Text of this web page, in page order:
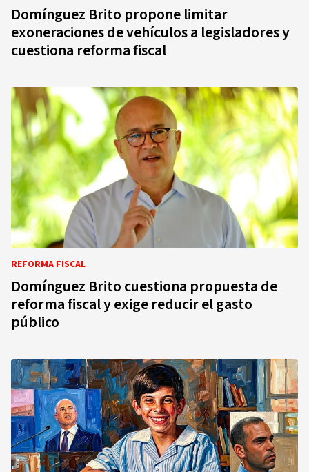
Domínguez Brito propone limitar
exoneraciones de vehículos a legisladores y
cuestiona reforma fiscal
REFORMA FISCAL
Domínguez Brito cuestiona propuesta de
reforma fiscal y exige reducir el gasto
público